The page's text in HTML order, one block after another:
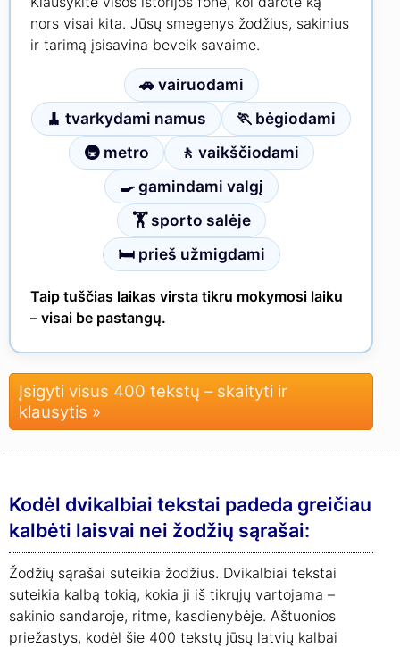
nors visai kita. Jūsų smegenys žodžius, sakinius
ir tarimą įsisavina beveik savaime.
🚗 vairuodami
🧹 tvarkydami namus
🏃 bėgiodami
🚇 metro
🚶 vaikščiodami
🍳 gamindami valgį
🏋 sporto salėje
🛏 prieš užmigdami
Taip tuščias laikas virsta tikru mokymosi laiku
– visai be pastangų.
Įsigyti visus 400 tekstų – skaityti ir
klausytis »
Kodėl dvikalbiai tekstai padeda greičiau
kalbėti laisvai nei žodžių sąrašai:
Žodžių sąrašai suteikia žodžius. Dvikalbiai tekstai
suteikia kalbą tokią, kokia ji iš tikrųjų vartojama –
sakinio sandaroje, ritme, kasdienybėje. Aštuonios
priežastys, kodėl šie 400 tekstų jūsų latvių kalbai